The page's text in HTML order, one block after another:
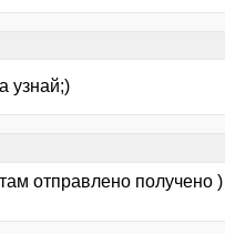
узнай;)
отправлено